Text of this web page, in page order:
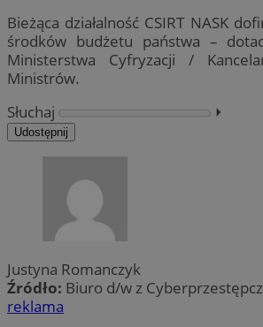
Bieżąca działalność CSIRT NASK
środków budżetu państwa –
Ministerstwa Cyfryzacji /
Ministrów.
Słuchaj
⏵︎
Udostępnij
Justyna Romanczyk
Źródło: Biuro d/w z
reklama